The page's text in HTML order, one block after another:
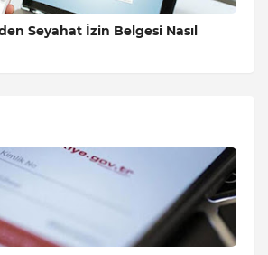
Seyahat İzin Belgesi Nasıl